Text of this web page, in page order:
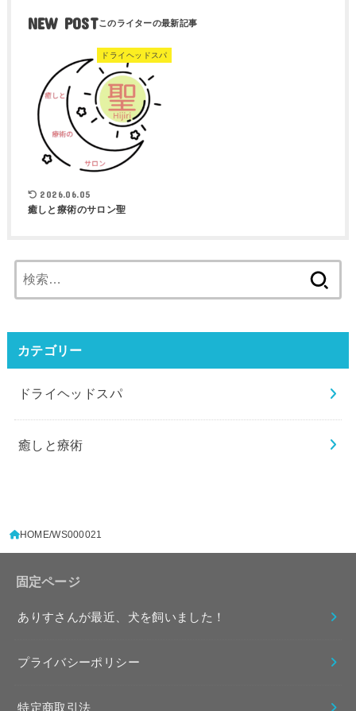
NEW POST
ドライヘッドスパ
2026.06.05
癒しと療術のサロン聖
索:
カテゴリー
ドライヘッドスパ
癒しと療術
HOME WS000021
固定ページ
ありすさんが最近、犬を飼いました！
プライバシーポリシー
特定商取引法